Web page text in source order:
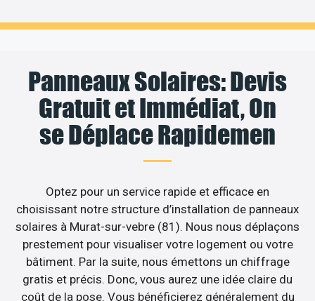
Panneaux Solaires: Devis
Gratuit et Immédiat, On
se Déplace Rapidemen
Optez pour un service rapide et efficace en
choisissant notre structure d’installation de panneaux
solaires à Murat-sur-vebre (81). Nous nous déplaçons
prestement pour visualiser votre logement ou votre
bâtiment. Par la suite, nous émettons un chiffrage
gratis et précis. Donc, vous aurez une idée claire du
coût de la pose. Vous bénéficierez généralement du